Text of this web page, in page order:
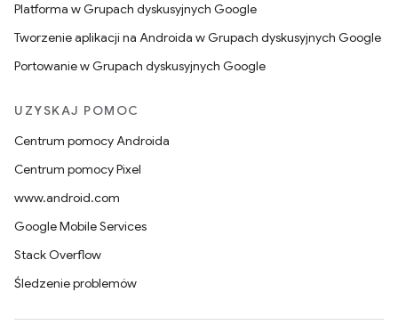
Platforma w Grupach dyskusyjnych Google
Tworzenie aplikacji na Androida w Grupach dyskusyjnych Google
Portowanie w Grupach dyskusyjnych Google
UZYSKAJ POMOC
Centrum pomocy Androida
Centrum pomocy Pixel
www.android.com
Google Mobile Services
Stack Overflow
Śledzenie problemów